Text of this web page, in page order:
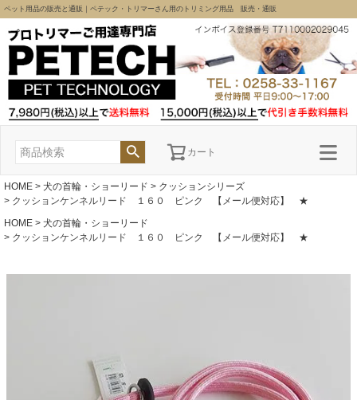
ペット用品の販売と通販｜ペテック・トリマーさん用のトリミング用品 販売・通販
カート
HOME 犬の首輪・ショーリード
クッションシリーズ
クッションケンネルリード １６０ ピンク 【メール便対応】 ★
HOME
犬の首輪・ショーリード
クッションケンネルリード １６０ ピンク 【メール便対応】 ★